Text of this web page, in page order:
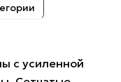
с усиленной